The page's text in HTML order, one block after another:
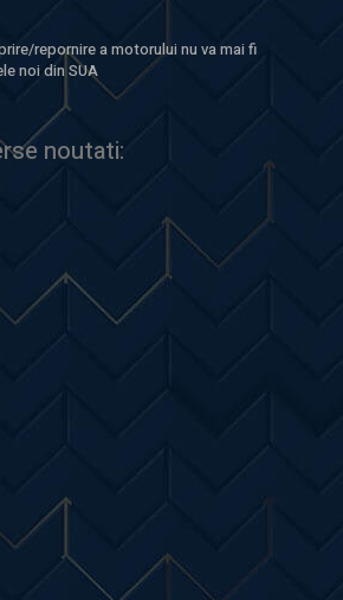
repornire a motorului nu va mai fi
noi din SUA
noutati: